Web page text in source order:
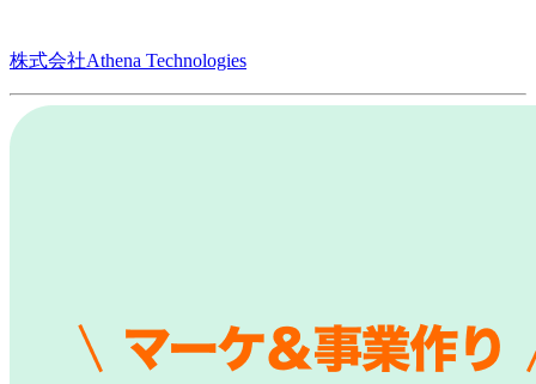
株式会社Athena Technologies